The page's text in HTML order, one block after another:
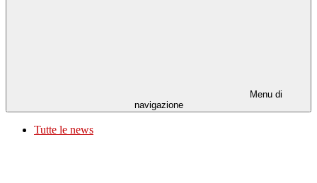
Menu di
navigazione
Tutte le news